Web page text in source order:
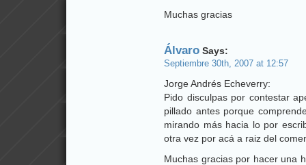
Muchas gracias
Álvaro Says:
Septiembre 30th, 2007 at 12:57
Jorge Andrés Echeverry:
Pido disculpas por contestar
pillado antes porque
mirando más hacia lo por
otra vez por acá a raiz del
Muchas gracias por hacer una